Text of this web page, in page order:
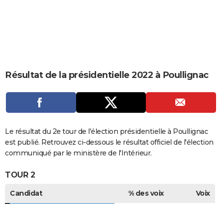
CARTE DE VOEUX
DICTIONNAIRE
Dictionnaire
Biographies
Expressions
Proverbes
PROGRAMME TV
COPAINS D'AVANT
S'inscrire
Se connecter
Lycées
Collèges
Primaires
Universités
Entreprises
Service militaire
Avis de recherche
AVIS DE DÉCÈS
FORUM
Bricolage
Culture
Television
Voyage
Résultat de la présidentielle 2022 à Poullignac
Le résultat du 2e tour de l'élection présidentielle à Poullignac
est publié. Retrouvez ci-dessous le résultat officiel de l'élection
communiqué par le ministère de l'Intérieur.
TOUR 2
Candidat % des voix
Voix